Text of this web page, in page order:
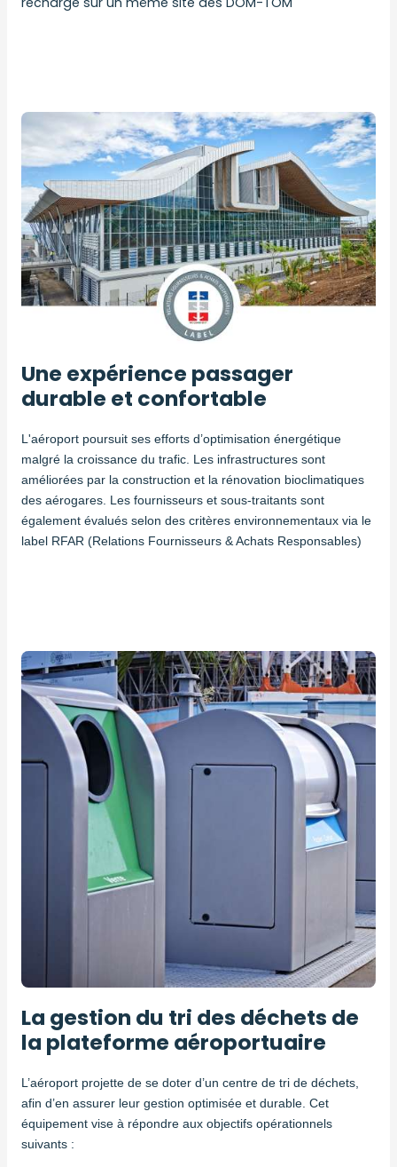
Une expérience passager
durable et confortable
L'aéroport poursuit ses efforts d’optimisation énergétique
malgré la croissance du trafic. Les infrastructures sont
améliorées par la construction et la rénovation bioclimatiques
des aérogares. Les fournisseurs et sous-traitants sont
également évalués selon des critères environnementaux via le
label RFAR (Relations Fournisseurs & Achats Responsables)
La gestion du tri des déchets de
la plateforme aéroportuaire
L’aéroport projette de se doter d’un centre de tri de déchets,
afin d’en assurer leur gestion optimisée et durable. Cet
équipement vise à répondre aux objectifs opérationnels
suivants :